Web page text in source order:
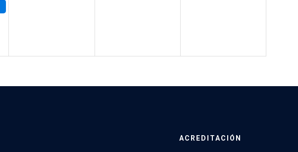
ACREDITACIÓN